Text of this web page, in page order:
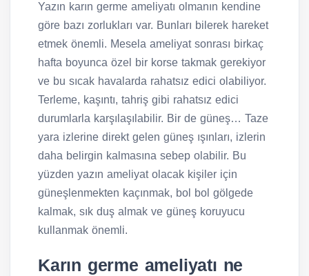
Yazın karın germe ameliyatı olmanın kendine
göre bazı zorlukları var. Bunları bilerek hareket
etmek önemli. Mesela ameliyat sonrası birkaç
hafta boyunca özel bir korse takmak gerekiyor
ve bu sıcak havalarda rahatsız edici olabiliyor.
Terleme, kaşıntı, tahriş gibi rahatsız edici
durumlarla karşılaşılabilir. Bir de güneş… Taze
yara izlerine direkt gelen güneş ışınları, izlerin
daha belirgin kalmasına sebep olabilir. Bu
yüzden yazın ameliyat olacak kişiler için
güneşlenmekten kaçınmak, bol bol gölgede
kalmak, sık duş almak ve güneş koruyucu
kullanmak önemli.
Karın germe ameliyatı ne